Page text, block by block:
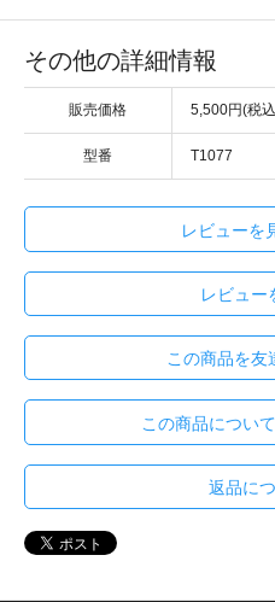
その他の詳細情報
販売価格 5,500円(税
型番 T1077
レビューを
レビュー
この商品を友
この商品につい
返品に